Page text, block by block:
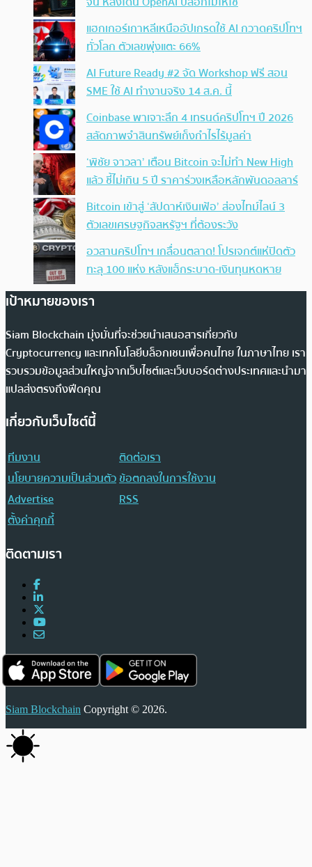
แฮกเกอร์เกาหลีเหนืออัปเกรดใช้ AI กวาดคริปโทฯ
ทั่วโลก ตัวเลขพุ่งแตะ 66%
AI Future Ready #2 จัด Workshop ฟรี สอน
SME ใช้ AI ทำงานจริง 14 ส.ค. นี้
Coinbase พาเจาะลึก 4 เทรนด์คริปโทฯ ปี 2026
สลัดภาพจำสินทรัพย์เก็งกำไรไร้มูลค่า
‘พิชัย จาวลา’ เตือน Bitcoin จะไม่ทำ New High
แล้ว ชี้ไม่เกิน 5 ปี ราคาร่วงเหลือหลักพันดอลลาร์
Bitcoin เข้าสู่ ‘สัปดาห์เงินเฟ้อ’ ส่องไทม์ไลน์ 3
ตัวเลขเศรษฐกิจสหรัฐฯ ที่ต้องระวัง
อวสานคริปโทฯ เกลื่อนตลาด! โปรเจกต์แห่ปิดตัว
ทะลุ 100 แห่ง หลังแฮ็กระบาด-เงินทุนหดหาย
เป้าหมายของเรา
Siam Blockchain มุ่งมั่นที่จะช่วยนำเสนอสารเกี่ยวกับ
Cryptocurrency และเทคโนโลยีบล็อกเชนเพื่อคนไทย ในภาษาไทย เรา
รวบรวมข้อมูลส่วนใหญ่จากเว็บไซต์และเว็บบอร์ดต่างประเทศและนำมา
แปลส่งตรงถึงฟีดคุณ
เกี่ยวกับเว็บไซต์นี้
ทีมงาน
ติดต่อเรา
นโยบายความเป็นส่วนตัวข้อตกลงในการใช้งาน
Advertise
RSS
ตั้งค่าคุกกี้
ติดตามเรา
Siam Blockchain Copyright © 2026.